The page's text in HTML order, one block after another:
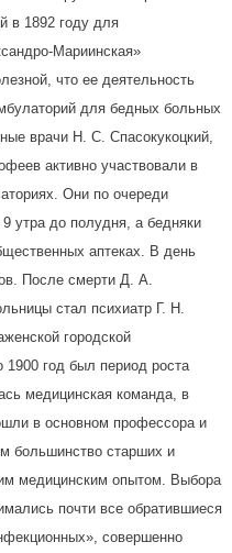
в 1892 году для
Мариинская»
что ее деятельность
для бедных больных
врачи Н. С. Спасокукоцкий,
активно участвовали в
Они по очереди
утра до полудня, а бедняки
аптеках. В день
После смерти Д. А.
стал психиатр Г. Н.
городской
1900 год был период роста
медицинская команда, в
в основном профессора и
большинство старших и
медицинским опытом. Выбора
почти все обратившиеся
совершенно